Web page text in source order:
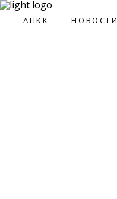
АПКК НОВОСТИ